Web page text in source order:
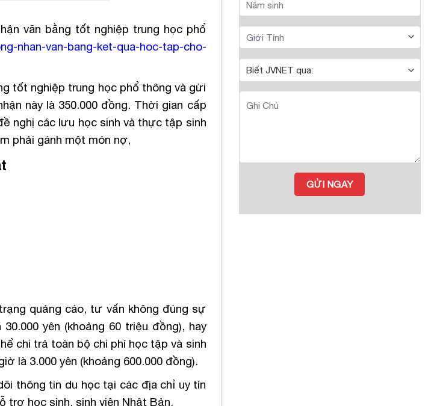
văn bằng tốt nghiệp trung học phổ
nhan-van-bang-ket-qua-hoc-tap-cho-
tốt nghiệp trung học phổ thông và gửi
này là 350.000 đồng. Thời gian cấp
nghị các lưu học sinh và thực tập sinh
phải gánh một món nợ,
quảng cáo, tư vấn không đúng sự
yên (khoảng 60 triệu đồng), hay
chi trả toàn bộ chi phí học tập và sinh
là 3.000 yên (khoảng 600.000 đồng).
thông tin du học tại các địa chỉ uy tín
trợ học sinh, sinh viên Nhật Bản.